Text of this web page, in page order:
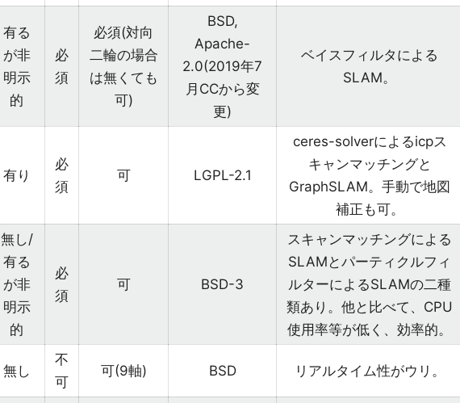
有る
が非
明示
的
必
須
必須(対向
二輪の場合
は無くても
可)
BSD,
Apache-
2.0(2019年7
月CCから変
更)
ベイスフィルタによる
SLAM。
有り
必
須
可 LGPL-2.1
ceres-solverによるicpス
キャンマッチングと
GraphSLAM。手動で地図
補正も可。
無し/
有る
が非
明示
的
必
須
可 BSD-3
スキャンマッチングによる
SLAMとパーティクルフィ
ルターによるSLAMの二種
類あり。他と比べて、CPU
使用率等が低く、効率的。
無し
不
可
可(9軸) BSD リアルタイム性がウリ。